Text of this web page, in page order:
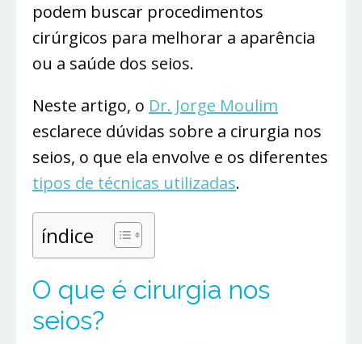
podem buscar procedimentos
cirúrgicos para melhorar a aparência
ou a saúde dos seios.
Neste artigo, o Dr. Jorge Moulim
esclarece dúvidas sobre a cirurgia nos
seios, o que ela envolve e os diferentes
tipos de técnicas utilizadas.
índice
O que é cirurgia nos
seios?